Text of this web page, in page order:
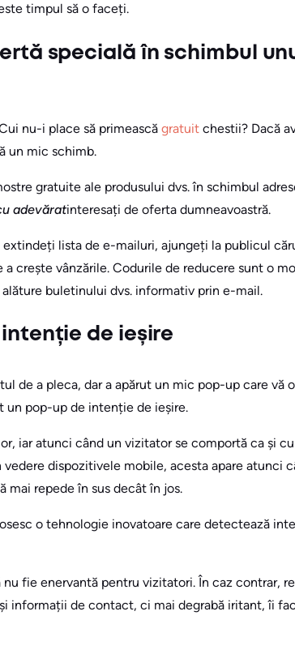
timpul să o faceți.
specială în schimbul
nu-i place să primească gratuit chestii? Dacă
un mic schimb.
gratuite ale produsului dvs. în schimbul
adevăratinteresați de oferta dumneavoastră.
lista de e-mailuri, ajungeți la publicul
a crește vânzările. Codurile de reducere sunt o
buletinului dvs. informativ prin e-mail.
de ieșire
de a pleca, dar a apărut un mic pop-up care vă
un pop-up de intenție de ieșire.
iar atunci când un vizitator se comportă ca și
dispozitivele mobile, acesta apare atunci
mai repede în sus decât în jos.
o tehnologie inovatoare care detectează
fie enervantă pentru vizitatori. În caz contrar,
informații de contact, ci mai degrabă iritant, îi